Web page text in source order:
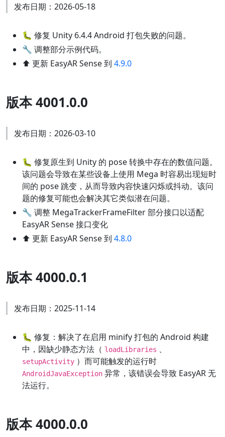
发布日期：2026-05-18
🐛 修复 Unity 6.4.4 Android 打包失败的问题。
🔧 调整部分示例代码。
⬆️ 更新 EasyAR Sense 到 4.9.0
版本 4001.0.0
发布日期：2026-03-10
🐛 修复原生到 Unity 的 pose 转换中存在的数值问题。
该问题会导致在某些设备上使用 Mega 时容易出现短时
间的 pose 跳变，从而导致内容快速闪烁或抖动。该问
题的修复可能也会解决其它类似潜在问题。
🔧 调整 MegaTrackerFrameFilter 部分接口以适配
EasyAR Sense 接口变化
⬆️ 更新 EasyAR Sense 到 4.8.0
版本 4000.0.1
发布日期：2025-11-14
🐛 修复：解决了在启用 minify 打包的 Android 构建
中，因缺少静态方法（ loadLibraries 、
setupActivity ）而可能触发的运行时
AndroidJavaException 异常，该错误会导致 EasyAR 无
法运行。
版本 4000.0.0